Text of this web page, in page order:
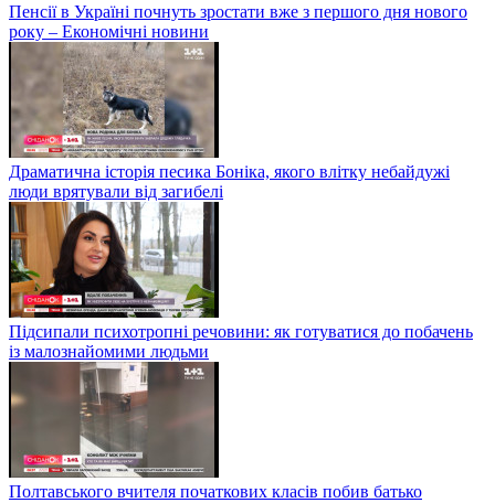
Пенсії в Україні почнуть зростати вже з першого дня нового
року – Економічні новини
Драматична історія песика Боніка, якого влітку небайдужі
люди врятували від загибелі
Підсипали психотропні речовини: як готуватися до побачень
із малознайомими людьми
Полтавського вчителя початкових класів побив батько